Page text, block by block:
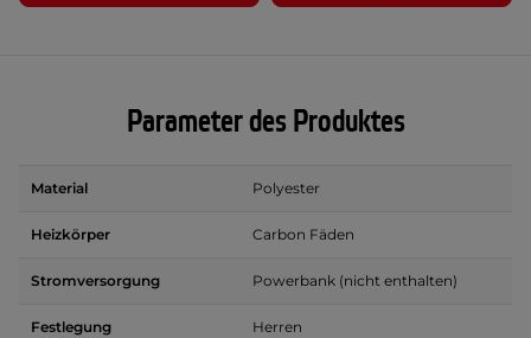
Parameter des Produktes
Material Polyester
Heizkörper Carbon Fäden
Stromversorgung Powerbank (nicht enthalten)
Festlegung Herren